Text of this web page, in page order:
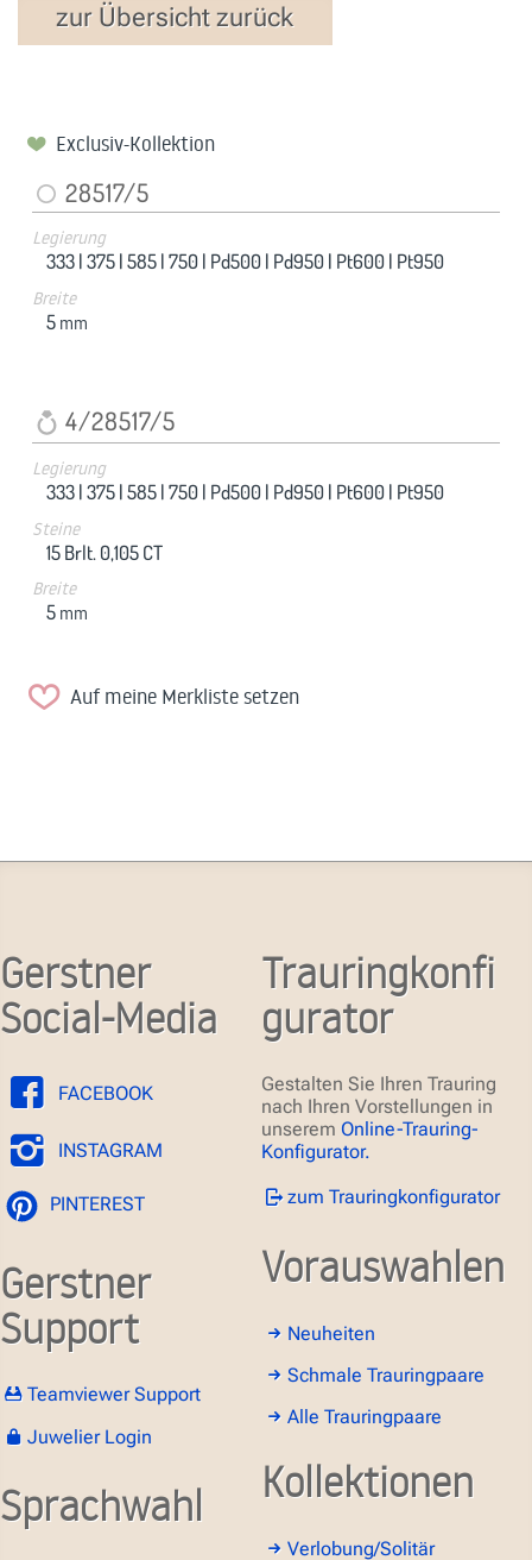
zur Übersicht zurück
Exclusiv-Kollektion
28517/5
Legierung
333 |375 |585 |750 | Pd500 | Pd950 | Pt600 | Pt950
Breite
5 mm
4/28517/5
Legierung
333 |375 |585 |750 | Pd500 | Pd950 | Pt600 | Pt950
Steine
15 Brlt. 0,105 CT
Breite
5 mm
Auf meine Merkliste setzen
Gerstner
Social-Media
FACEBOOK
INSTAGRAM
PINTEREST
Gerstner
Support
Teamviewer Support
Juwelier Login
Sprachwahl
Trauringkonfi
gurator
Gestalten Sie Ihren Trauring
nach Ihren Vorstellungen in
unserem Online-Trauring-
Konfigurator.
zum Trauringkonfigurator
Vorauswahlen
Neuheiten
Schmale Trauringpaare
Alle Trauringpaare
Kollektionen
Verlobung/Solitär